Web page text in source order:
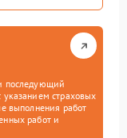
последующий
указанием страховых
выполнения работ
работ и